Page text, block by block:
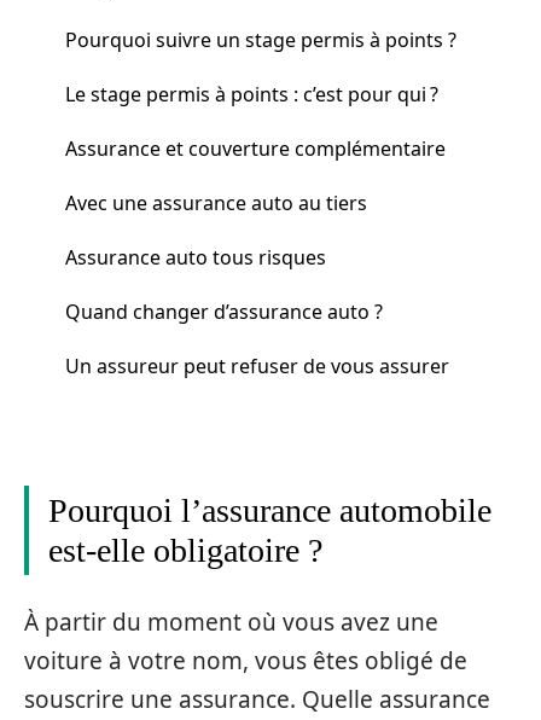
Pourquoi suivre un stage permis à points ?
Le stage permis à points : c’est pour qui ?
Assurance et couverture complémentaire
Avec une assurance auto au tiers
Assurance auto tous risques
Quand changer d’assurance auto ?
Un assureur peut refuser de vous assurer
Pourquoi l’assurance automobile
est-elle obligatoire ?
À partir du moment où vous avez une
voiture à votre nom, vous êtes obligé de
souscrire une assurance. Quelle assurance